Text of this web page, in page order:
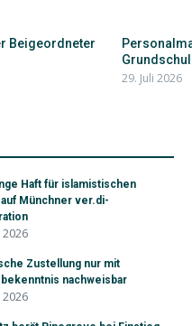
Beigeordneter
29. Juli 2026
Haft für islamistischen
Münchner ver.di-
Zustellung nur mit
nachweisbar